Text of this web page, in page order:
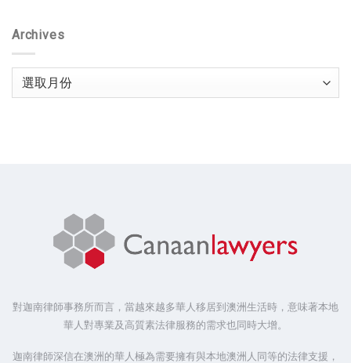
Archives
Archives
對迦南律師事務所而言，當越來越多華人移居到澳洲生活時，意味著本地
華人對專業及高質素法律服務的需求也同時大增。
迦南律師深信在澳洲的華人極為需要擁有與本地澳洲人同等的法律支援，